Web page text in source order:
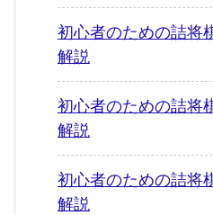
初心者のための詰
解説
初心者のための詰
解説
初心者のための詰
解説